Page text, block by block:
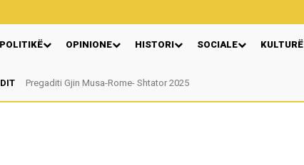
POLITIKË OPINIONE HISTORI SOCIALE KULTURË
Pregaditi Gjin Musa-Rome- Shtator 2025